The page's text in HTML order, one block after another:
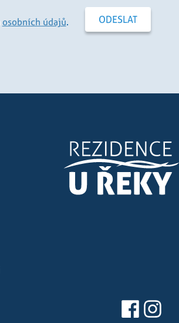
osobních údajů.